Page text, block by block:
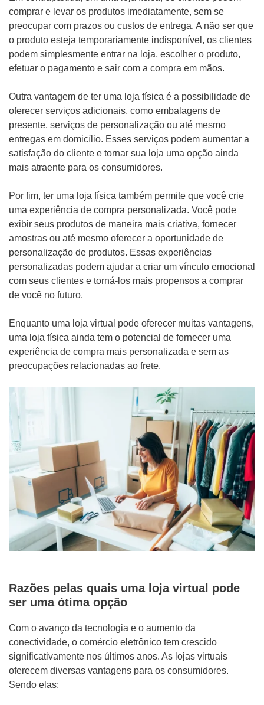
comprar e levar os produtos imediatamente, sem se
preocupar com prazos ou custos de entrega. A não ser que
o produto esteja temporariamente indisponível, os clientes
podem simplesmente entrar na loja, escolher o produto,
efetuar o pagamento e sair com a compra em mãos.
Outra vantagem de ter uma loja física é a possibilidade de
oferecer serviços adicionais, como embalagens de
presente, serviços de personalização ou até mesmo
entregas em domicílio. Esses serviços podem aumentar a
satisfação do cliente e tornar sua loja uma opção ainda
mais atraente para os consumidores.
Por fim, ter uma loja física também permite que você crie
uma experiência de compra personalizada. Você pode
exibir seus produtos de maneira mais criativa, fornecer
amostras ou até mesmo oferecer a oportunidade de
personalização de produtos. Essas experiências
personalizadas podem ajudar a criar um vínculo emocional
com seus clientes e torná-los mais propensos a comprar
de você no futuro.
Enquanto uma loja virtual pode oferecer muitas vantagens,
uma loja física ainda tem o potencial de fornecer uma
experiência de compra mais personalizada e sem as
preocupações relacionadas ao frete.
Razões pelas quais uma loja virtual pode
ser uma ótima opção
Com o avanço da tecnologia e o aumento da
conectividade, o comércio eletrônico tem crescido
significativamente nos últimos anos. As lojas virtuais
oferecem diversas vantagens para os consumidores.
Sendo elas: